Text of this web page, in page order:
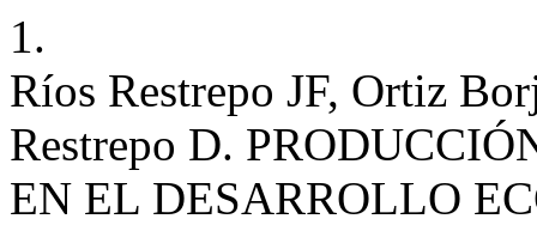
1.
Ríos Restrepo JF, Ortiz
Restrepo D.
EN EL DESARROLLO